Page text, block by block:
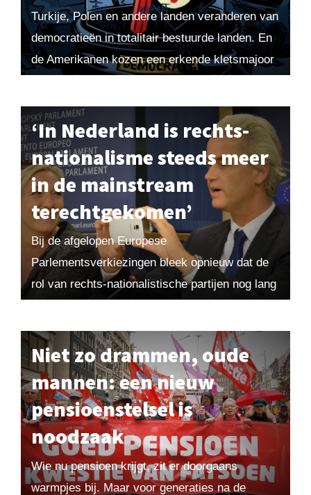
Turkije, Polen en andere landen veranderen van
democratieën in totalitair bestuurde landen. En
de Amerikanen kozen een erkende kletsmajoor
‘In Nederland is rechts-
nationalisme steeds meer
in de mainstream
terechtgekomen’
Bij de afgelopen Europese
Parlementsverkiezingen bleek opnieuw dat de
rol van rechts-nationalistische partijen nog lang
Niet zo drammen, oude
mannen: een nieuw
pensioenstelsel is
noodzaak
Wie nu pensioen krijgt, zit er doorgaans
warmpjes bij. Maar voor generaties na de